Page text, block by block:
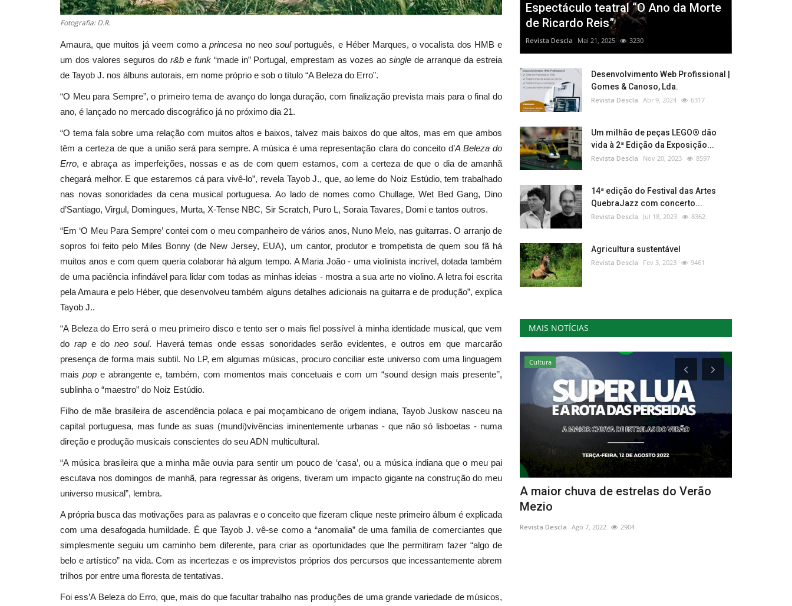
Fotografia: D.R.
Amaura, que muitos já veem como aprincesa no neosoulportuguês, e Héber Marques, o vocalista dos HMB e
um dos valores seguros do r&b e funk“made in” Portugal, emprestam as vozes aosingle de arranque da estreia
de Tayob J. nos álbuns autorais, em nome próprio e sob o título “A Beleza do Erro”.
“O Meu para Sempre”, o primeiro tema de avanço do longa duração, com finalização prevista mais para o final do
ano, é lançado no mercado discográfico já no próximo dia 21.
“O tema fala sobre uma relação com muitos altos e baixos, talvez mais baixos do que altos, mas em que ambos
têm a certeza de que a união será para sempre. A música é uma representação clara do conceito d’A Beleza do
Erro, e abraça as imperfeições, nossas e as de com quem estamos, com a certeza de que o dia de amanhã
chegará melhor. E que estaremos cá para vivê-lo”, revela Tayob J., que, ao leme do Noiz Estúdio, tem trabalhado
nas novas sonoridades da cena musical portuguesa. Ao lado de nomes como Chullage, Wet Bed Gang, Dino
d’Santiago, Virgul, Domingues, Murta, X-Tense NBC, Sir Scratch, Puro L, Soraia Tavares, Domi e tantos outros.
“Em ‘O Meu Para Sempre’ contei com o meu companheiro de vários anos, Nuno Melo, nas guitarras. O arranjo de
sopros foi feito pelo Miles Bonny (de New Jersey, EUA), um cantor, produtor e trompetista de quem sou fã há
muitos anos e com quem queria colaborar há algum tempo. A Maria João - uma violinista incrível, dotada também
de uma paciência infindável para lidar com todas as minhas ideias - mostra a sua arte no violino. A letra foi escrita
pela Amaura e pelo Héber, que desenvolveu também alguns detalhes adicionais na guitarra e de produção”, explica
Tayob J..
“A Beleza do Erro será o meu primeiro disco e tento ser o mais fiel possível à minha identidade musical, que vem
do rape doneo soul. Haverá temas onde essas sonoridades serão evidentes, e outros em que marcarão
presença de forma mais subtil. No LP, em algumas músicas, procuro conciliar este universo com uma linguagem
mais pop e abrangente e, também, com momentos mais concetuais e com um “sound design mais presente’’,
sublinha o “maestro” do Noiz Estúdio.
Filho de mãe brasileira de ascendência polaca e pai moçambicano de origem indiana, Tayob Juskow nasceu na
capital portuguesa, mas funde as suas (mundi)vivências iminentemente urbanas - que não só lisboetas - numa
direção e produção musicais conscientes do seu ADN multicultural.
“A música brasileira que a minha mãe ouvia para sentir um pouco de ‘casa’, ou a música indiana que o meu pai
escutava nos domingos de manhã, para regressar às origens, tiveram um impacto gigante na construção do meu
universo musical”, lembra.
A própria busca das motivações para as palavras e o conceito que fizeram clique neste primeiro álbum é explicada
com uma desafogada humildade. É que Tayob J. vê-se como a “anomalia” de uma família de comerciantes que
simplesmente seguiu um caminho bem diferente, para criar as oportunidades que lhe permitiram fazer “algo de
belo e artístico” na vida. Com as incertezas e os imprevistos próprios dos percursos que incessantemente abrem
trilhos por entre uma floresta de tentativas.
Foi ess’A Beleza do Erro, que, mais do que facultar trabalho nas produções de uma grande variedade de músicos,
Espectáculo teatral “O Ano da Morte
de Ricardo Reis”
Revista Descla Mai 21, 2025 3230
Desenvolvimento Web Profissional |
Gomes & Canoso, Lda.
Revista Descla Abr 9, 2024 6317
Um milhão de peças LEGO® dão
vida à 2ª Edição da Exposição...
Revista Descla Nov 20, 2023 8597
14ª edição do Festival das Artes
QuebraJazz com concerto...
Revista Descla Jul 18, 2023 8362
Agricultura sustentável
Revista Descla Fev 3, 2023 9461
MAIS NOTÍCIAS
Cultura
Cinco prémios serão atribuídos durante
Revista Descla Out 21, 2023 1725
Cultura
Revista Descla Dez 7, 2022 2511
Cultura
A maior chuva de estrelas do Verão
Mezio
Revista Descla Ago 7, 2022 2904